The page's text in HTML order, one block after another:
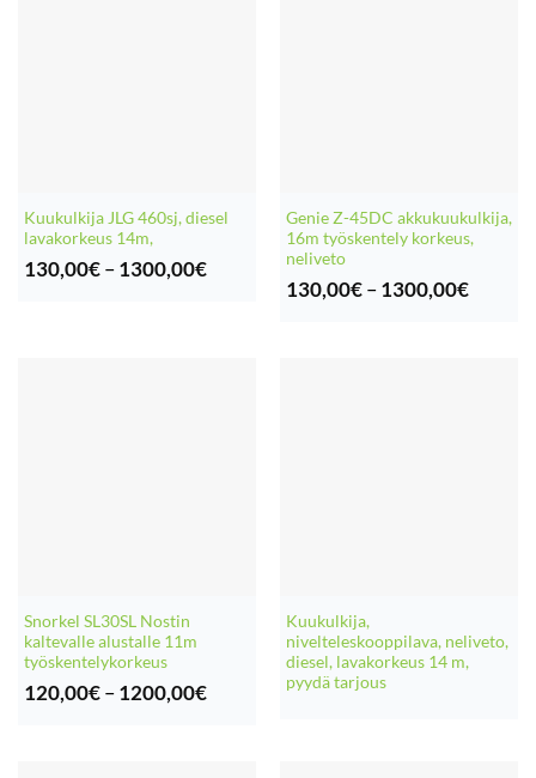
Kuukulkija JLG 460sj, diesel
lavakorkeus 14m,
130,00€ – 1300,00€Hintaluokka:
Genie Z-45DC akkukuukulkija,
16m työskentely korkeus,
neliveto
130,00€ – 1300,00€
Snorkel SL30SL Nostin
kaltevalle alustalle 11m
työskentelykorkeus
120,00€ – 1200,00€Hintaluokka:
Kuukulkija,
nivelteleskooppilava, neliveto,
diesel, lavakorkeus 14 m,
pyydä tarjous